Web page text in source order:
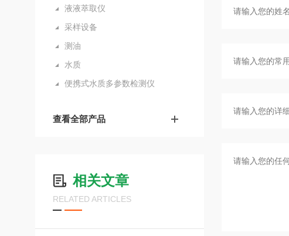
液液萃取仪
采样设备
测油
水质
便携式水质多参数检测仪
查看全部产品
相关文章
RELATED ARTICLES